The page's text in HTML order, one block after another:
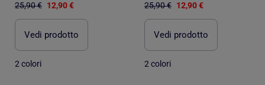
25,90 € 12,90 €
Vedi prodotto
2 colori
25,90 € 12,90 €
Vedi prodotto
2 colori